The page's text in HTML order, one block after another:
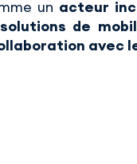
un acteur
de
avec